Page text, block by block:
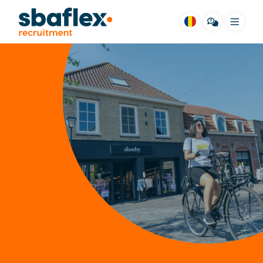
Meniu
SBA pentru tine
Locuri de muncă
Domenii
Povești de succes